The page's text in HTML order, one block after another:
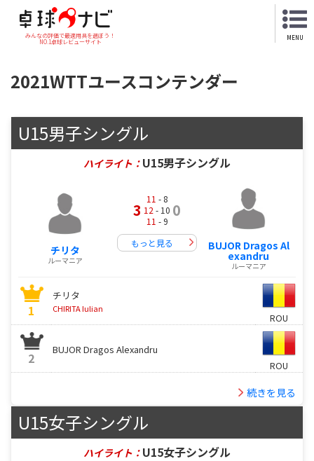
みんなの評価で最適用具を選ぼう！
NO.1卓球レビューサイト
MENU
2021WTTユースコンテンダー
U15男子シングル
ハイライト： U15男子シングル
チリタ
ルーマニア
3
11 - 8
12 - 10
11 - 9
0
もっと見る BUJOR Dragos Al
exandru
ルーマニア
1
チリタ
CHIRITA Iulian
ROU
2
BUJOR Dragos Alexandru
ROU
続きを見る
U15女子シングル
ハイライト： U15女子シングル